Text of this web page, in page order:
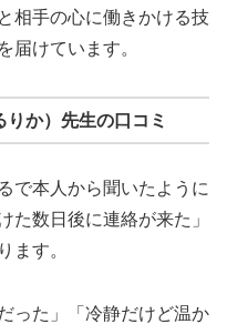
相手の心に働きかける技
届けています。
か）先生の口コミ
で本人から聞いたように
た数日後に連絡が来た」
ます。
った」「冷静だけど温か